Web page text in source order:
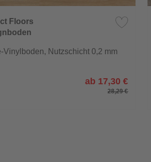
Floors
Vinylboden, Nutzschicht 0,2 mm
ab 17,30 €
28,29 €